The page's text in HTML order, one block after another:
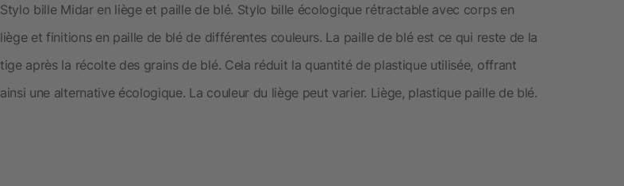
Stylo bille Midar en liège et paille de blé. Stylo bille écologique rétractable avec corps en
liège et finitions en paille de blé de différentes couleurs. La paille de blé est ce qui reste de la
tige après la récolte des grains de blé. Cela réduit la quantité de plastique utilisée, offrant
ainsi une alternative écologique. La couleur du liège peut varier. Liège, plastique paille de blé.